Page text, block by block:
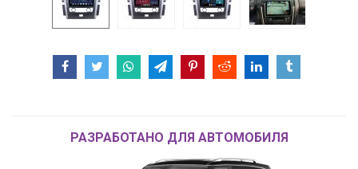
РАЗРАБОТАНО ДЛЯ АВТОМОБИЛЯ